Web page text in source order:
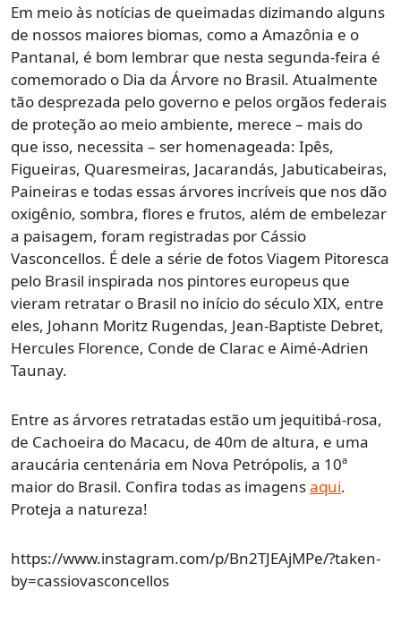
Em meio às notícias de queimadas dizimando alguns
de nossos maiores biomas, como a Amazônia e o
Pantanal, é bom lembrar que nesta segunda-feira é
comemorado o Dia da Árvore no Brasil. Atualmente
tão desprezada pelo governo e pelos orgãos federais
de proteção ao meio ambiente, merece – mais do
que isso, necessita – ser homenageada: Ipês,
Figueiras, Quaresmeiras, Jacarandás, Jabuticabeiras,
Paineiras e todas essas árvores incríveis que nos dão
oxigênio, sombra, flores e frutos, além de embelezar
a paisagem, foram registradas por Cássio
Vasconcellos. É dele a série de fotos Viagem Pitoresca
pelo Brasil inspirada nos pintores europeus que
vieram retratar o Brasil no início do século XIX, entre
eles, Johann Moritz Rugendas, Jean-Baptiste Debret,
Hercules Florence, Conde de Clarac e Aimé-Adrien
Taunay.
Entre as árvores retratadas estão um jequitibá-rosa,
de Cachoeira do Macacu, de 40m de altura, e uma
araucária centenária em Nova Petrópolis, a 10ª
maior do Brasil. Confira todas as imagensaqui.
Proteja a natureza!
https://www.instagram.com/p/Bn2TJEAjMPe/?taken-
by=cassiovasconcellos